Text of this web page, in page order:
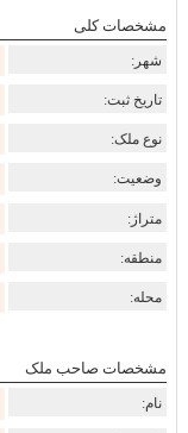
مشخصات کلی
شهر:
تاریخ ثبت:
نوع ملک:
وضعیت:
متراژ:
منطقه:
محله:
مشخصات صاحب ملک
نام: